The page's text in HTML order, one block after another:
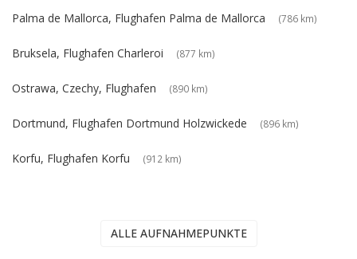
Palma de Mallorca, Flughafen Palma de Mallorca (786 km)
Bruksela, Flughafen Charleroi (877 km)
Ostrawa, Czechy, Flughafen (890 km)
Dortmund, Flughafen Dortmund Holzwickede (896 km)
Korfu, Flughafen Korfu (912 km)
ALLE AUFNAHMEPUNKTE